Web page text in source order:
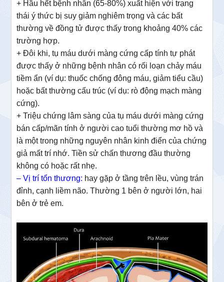
+ Hầu hết bệnh nhân (65-80%) xuất hiện với trạng
thái ý thức bị suy giảm nghiêm trọng và các bất
thường về đồng tử được thấy trong khoảng 40% các
trường hợp.
+ Đôi khi, tụ máu dưới màng cứng cấp tính tự phát
được thấy ở những bệnh nhân có rối loạn chảy máu
tiềm ẩn (ví dụ: thuốc chống đông máu, giảm tiểu cầu)
hoặc bất thường cấu trúc (ví dụ: rò động mạch màng
cứng).
+ Triệu chứng lâm sàng của tụ máu dưới màng cứng
bán cấp/mãn tính ở người cao tuổi thường mơ hồ và
là một trong những nguyên nhân kinh điển của chứng
giả mất trí nhớ. Tiền sử chấn thương đầu thường
không có hoặc rất nhẹ.
– Vị trí tổn thương: hay gặp ở tầng trên lều, vùng trán
đỉnh, cạnh liềm não. Thường 1 bên ở người lớn, hai
bên ở trẻ em.